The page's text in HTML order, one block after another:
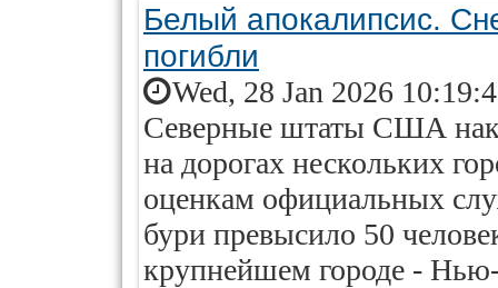
Белый апокалипсис.
погибли
Wed, 28 Jan 2026
Северные штаты США
на дорогах нескольких
оценкам официальных
бури превысило 50
крупнейшем городе -